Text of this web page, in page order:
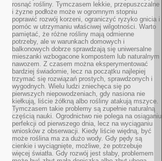
rosnąć rośliny. Tymczasem lekkie, przepuszczalne
i żyzne podłoże może w ogromnym stopniu
poprawić rozwój korzeni, ograniczyć ryzyko gnicia i
pomóc w utrzymaniu właściwej wilgotności. Warto
pamiętać, że różne rośliny mają odmienne
potrzeby, ale w warunkach domowych i
balkonowych dobrze sprawdzają się uniwersalne
mieszanki wzbogacone kompostem lub naturalnym
nawozem. Z czasem można eksperymentować
bardziej świadomie, lecz na początku najlepiej
trzymać się rozwiązań prostych, sprawdzonych i
wygodnych. Wielu ludzi zniechęca się po
pierwszych niepowodzeniach, gdy nasiona nie
kiełkują, liście żółkną albo rośliny atakują mszyce.
Tymczasem takie problemy są zupełnie naturalną
częścią nauki. Ogrodnictwo nie polega na osiąganiu
perfekcji od pierwszego dnia, lecz na wyciąganiu
wniosków z obserwacji. Kiedy liście więdną, być
może roślina ma za dużo wody. Gdy pędy są
cienkie i wyciągnięte, możliwe, że potrzebuje
więcej światła. Gdy rozwój jest słaby, problemem